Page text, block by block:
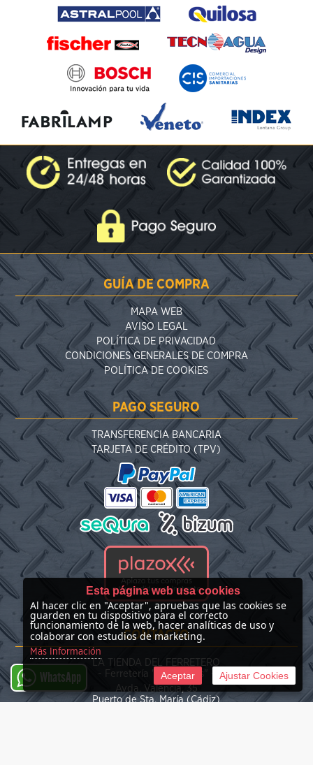
GUÍA DE COMPRA
MAPA WEB
AVISO LEGAL
POLÍTICA DE PRIVACIDAD
CONDICIONES GENERALES DE COMPRA
POLÍTICA DE COOKIES
PAGO SEGURO
TRANSFERENCIA BANCARIA
TARJETA DE CRÉDITO (TPV)
CONTACTO
LA TIENDA DEL FERRETERO
- Ferretería "Las Nieves" -
Avda. Valencia, 35
Puerto de Sta. María (Cádiz)
WhatsApp
Esta página web usa cookies
Al hacer clic en "Aceptar", apruebas que las cookies se
guarden en tu dispositivo para el correcto
funcionamiento de la web, hacer analíticas de uso y
colaborar con estudios de marketing.
Más Información
Aceptar Ajustar Cookies